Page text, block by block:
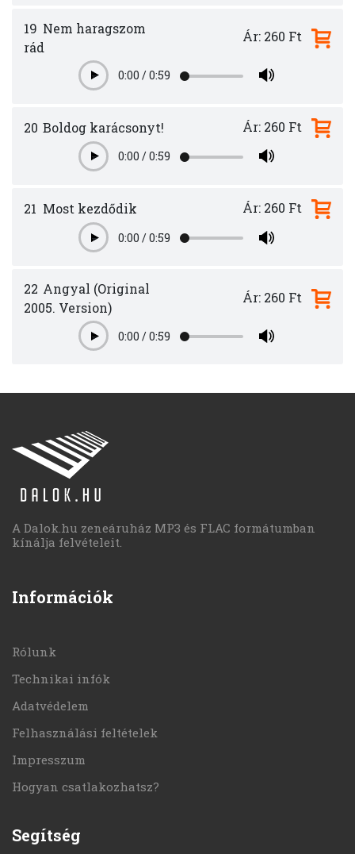
19 Nem haragszom
rád
Play0:00 /0:59
Ár: 260 Ft
20 Boldog karácsonyt!
Play0:00 /0:59
Ár: 260 Ft
21 Most kezdődik
Play0:00 /0:59
Ár: 260 Ft
22 Angyal (Original
2005. Version)
Play0:00 /0:59
Ár: 260 Ft
A Dalok.hu zeneáruház MP3 és FLAC formátumban
kínálja felvételeit.
Információk
Rólunk
Technikai infók
Adatvédelem
Felhasználási feltételek
Impresszum
Hogyan csatlakozhatsz?
Segítség